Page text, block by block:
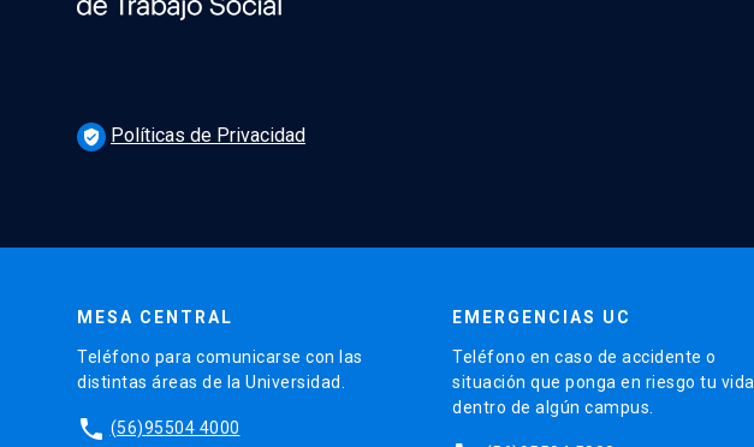
verified_user Políticas de Privacidad
MESA CENTRAL
Teléfono para comunicarse con las
distintas áreas de la Universidad.
phone (56)95504 4000
EMERGENCIAS UC
Teléfono en caso de accidente o
situación que ponga en riesgo tu vida
dentro de algún campus.